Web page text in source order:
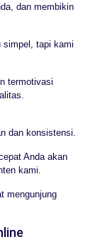
dan membikin
simpel, tapi kami
termotivasi
dan konsistensi.
Anda akan
kami.
mengunjung